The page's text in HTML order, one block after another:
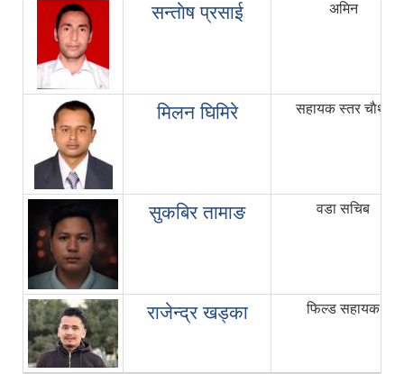
सन्ताेष प्रसाई अमिन
मिलन घिमिरे सहायक स्तर चाैथाै
सुकबिर तामाङ वडा सचिब
राजेन्द्र खड्का फिल्ड सहायक